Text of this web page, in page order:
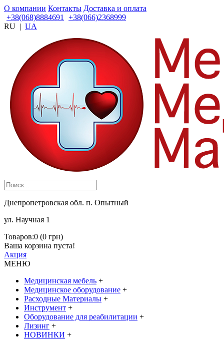
О компании Контакты Доставка и оплата
+38(068)8884691
+38(066)2368999
RU | UA
Днепропетровская обл. п. Опытный
ул. Научная 1
Товаров:0 (0 грн)
Ваша корзина пуста!
Акция
МЕНЮ
Медицинская мебель +
Медицинское оборудование +
Расходные Материалы +
Инструмент +
Оборудование для реабилитации +
Лизинг +
НОВИНКИ +